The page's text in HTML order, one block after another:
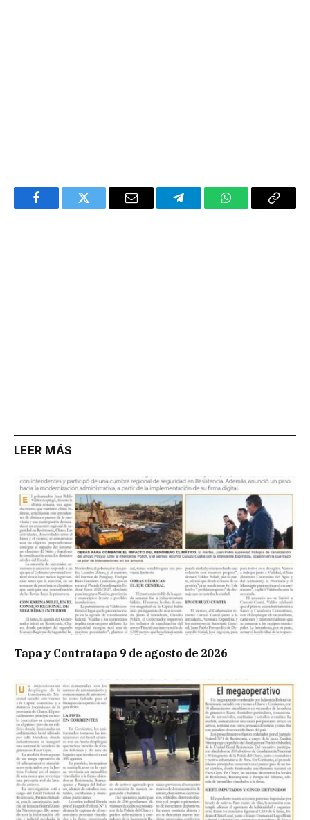
FacebookTwitter Email TelegramWhatsAppCopy
LEER MÁS
Tapa y Contratapa 9 de agosto de 2026